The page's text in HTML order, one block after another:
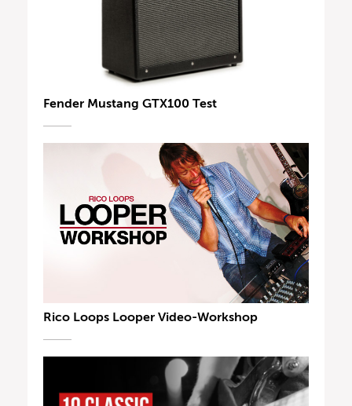
Fender Mustang GTX100 Test
Rico Loops Looper Video-Workshop